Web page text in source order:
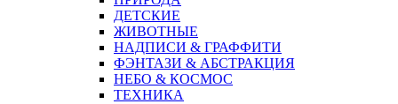
ДЕТСКИЕ
ЖИВОТНЫЕ
НАДПИСИ & ГРАФФИТИ
ФЭНТАЗИ & АБСТРАКЦИЯ
НЕБО & КОСМОС
ТЕХНИКА